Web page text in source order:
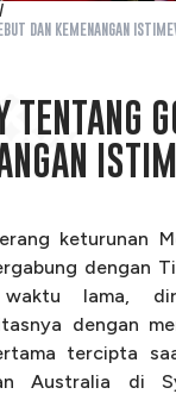
/
DAN KEMENANGAN
TENTANG
keturunan
dengan
lama,
dengan
tercipta
Australia di